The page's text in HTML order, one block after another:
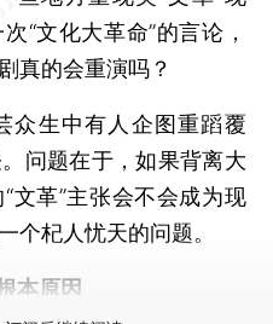
“文化大革命”的言论，
真的会重演吗？
生中有人企图重蹈覆
问题在于，如果背离大
文革”主张会不会成为现
个杞人忧天的问题。
本原因